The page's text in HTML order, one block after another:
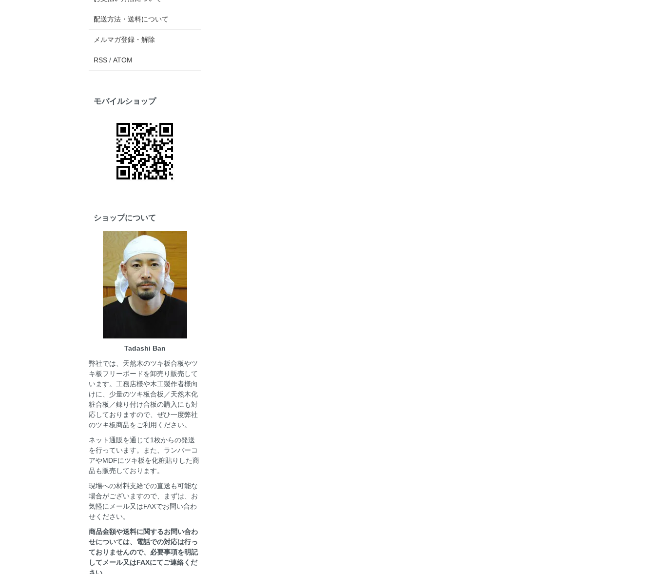
配送方法・送料について
メルマガ登録・解除
RSS / ATOM
モバイルショップ
ショップについて
Tadashi Ban
弊社では、天然木のツキ板合板やツ
キ板フリーボードを卸売り販売して
います。工務店様や木工製作者様向
けに、少量のツキ板合板／天然木化
粧合板／錬り付け合板の購入にも対
応しておりますので、ぜひ一度弊社
のツキ板商品をご利用ください。
ネット通販を通じて1枚からの発送
を行っています。また、ランバーコ
アやMDFにツキ板を化粧貼りした商
品も販売しております。
現場への材料支給での直送も可能な
場合がございますので、まずは、お
気軽にメール又はFAXでお問い合わ
せください。
商品金額や送料に関するお問い合わ
せについては、電話での対応は行っ
ておりませんので、必要事項を明記
してメール又はFAXにてご連絡くだ